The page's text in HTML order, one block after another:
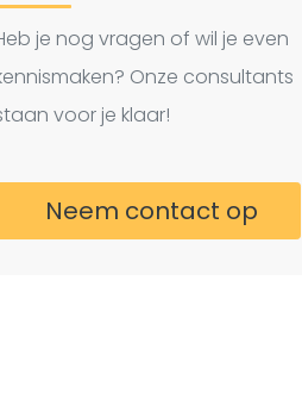
je nog vragen of wil je even
Onze consultants
voor je klaar!
Neem contact op